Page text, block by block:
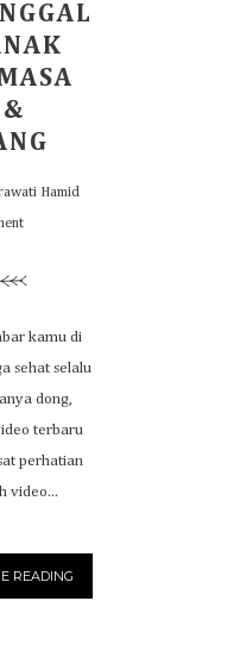
Hamid
kamu di
sehat selalu
dong,
terbaru
perhatian
video...
READING